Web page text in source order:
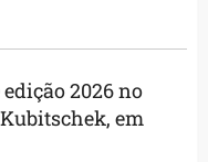
2026 no
em